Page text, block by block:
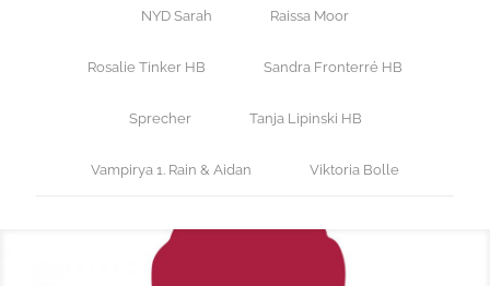
NYD Sarah Raissa Moor
Rosalie Tinker HB Sandra Fronterré HB
Sprecher Tanja Lipinski HB
Vampirya 1. Rain & Aidan Viktoria Bolle